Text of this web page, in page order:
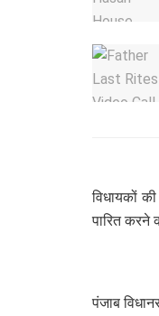
विधायकों
पारित करने
पंजाब